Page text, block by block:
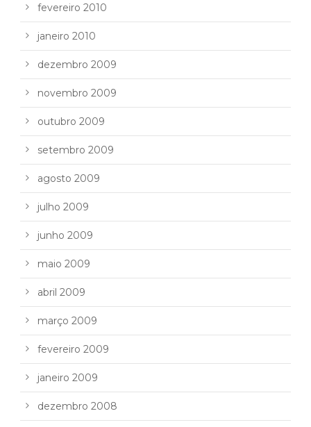
fevereiro 2010
janeiro 2010
dezembro 2009
novembro 2009
outubro 2009
setembro 2009
agosto 2009
julho 2009
junho 2009
maio 2009
abril 2009
março 2009
fevereiro 2009
janeiro 2009
dezembro 2008